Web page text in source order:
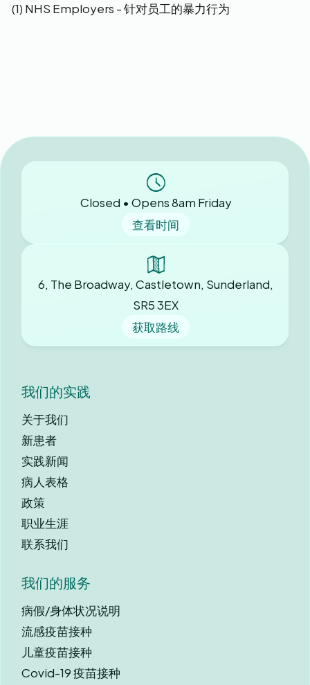
(1) NHS Employers - 针对员工的暴力行为
Closed • Opens 8am Friday
查看时间
6, The Broadway, Castletown, Sunderland,
SR5 3EX
获取路线
我们的实践
关于我们
新患者
实践新闻
病人表格
政策
职业生涯
联系我们
我们的服务
病假/身体状况说明
流感疫苗接种
儿童疫苗接种
Covid-19 疫苗接种